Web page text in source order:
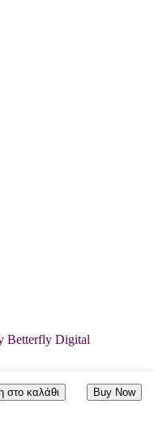
στο καλάθι Buy Now
Betterfly Digital
and press "enter"